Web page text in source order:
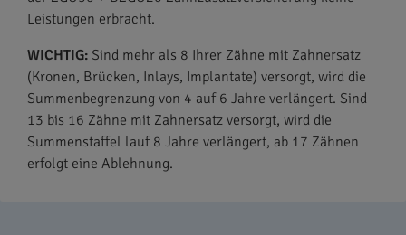
Leistungen erbracht.
WICHTIG: Sind mehr als 8 Ihrer Zähne mit Zahnersatz
(Kronen, Brücken, Inlays, Implantate) versorgt, wird die
Summenbegrenzung von 4 auf 6 Jahre verlängert. Sind
13 bis 16 Zähne mit Zahnersatz versorgt, wird die
Summenstaffel lauf 8 Jahre verlängert, ab 17 Zähnen
erfolgt eine Ablehnung.